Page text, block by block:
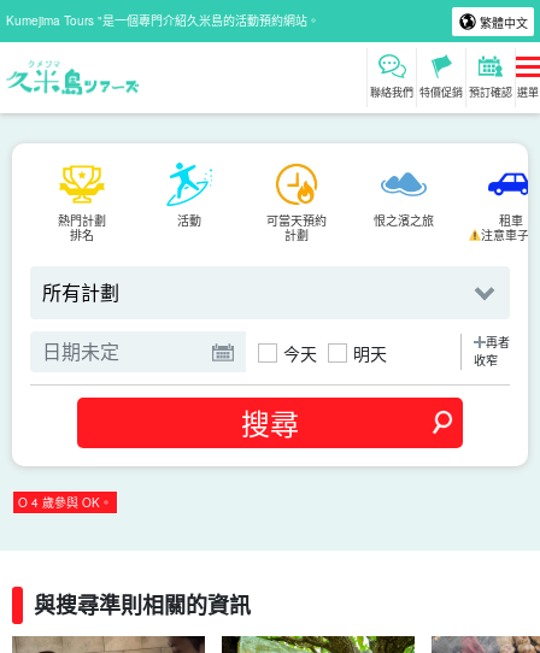
Kumejima Tours "是一個專門介紹久米島的活動預約網站。 繁體中文
聯絡我們 特價促銷 預訂確認 選單
熱門計劃
排名
活動
可當天預約
計劃
恨之濱之旅
租車
注意車子
今天 明天
再者
收窄
O 4 歲參與 OK。
與搜尋準則相關的資訊